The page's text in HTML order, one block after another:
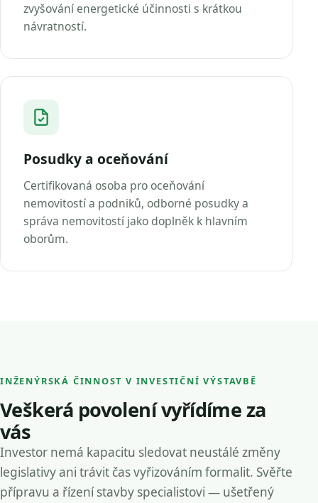
zvyšování energetické účinnosti s krátkou
návratností.
Posudky a oceňování
Certifikovaná osoba pro oceňování
nemovitostí a podniků, odborné posudky a
správa nemovitostí jako doplněk k hlavním
oborům.
INŽENÝRSKÁ ČINNOST V INVESTIČNÍ VÝSTAVBĚ
Veškerá povolení vyřídíme za
vás
Investor nemá kapacitu sledovat neustálé změny
legislativy ani trávit čas vyřizováním formalit. Svěřte
přípravu a řízení stavby specialistovi — ušetřený